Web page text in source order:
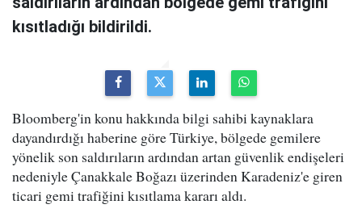
kısıtladığı bildirildi.
Bloomberg'in konu hakkında bilgi sahibi kaynaklara
dayandırdığı haberine göre Türkiye, bölgede gemilere
yönelik son saldırıların ardından artan güvenlik endişeleri
nedeniyle Çanakkale Boğazı üzerinden Karadeniz'e giren
ticari gemi trafiğini kısıtlama kararı aldı.